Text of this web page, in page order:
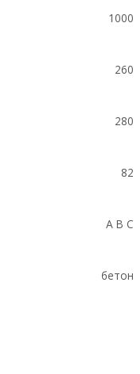
1000
260
280
82
A B C
бетон